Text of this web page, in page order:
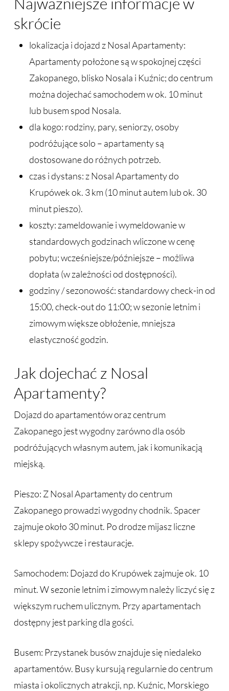
skrócie
lokalizacja i dojazd z Nosal Apartamenty:
Apartamenty położone są w spokojnej części
Zakopanego, blisko Nosala i Kuźnic; do centrum
można dojechać samochodem w ok. 10 minut
lub busem spod Nosala.
dla kogo: rodziny, pary, seniorzy, osoby
podróżujące solo – apartamenty są
dostosowane do różnych potrzeb.
czas i dystans: z Nosal Apartamenty do
Krupówek ok. 3 km (10 minut autem lub ok. 30
minut pieszo).
koszty: zameldowanie i wymeldowanie w
standardowych godzinach wliczone w cenę
pobytu; wcześniejsze/późniejsze – możliwa
dopłata (w zależności od dostępności).
godziny / sezonowość: standardowy check-in od
15:00, check-out do 11:00; w sezonie letnim i
zimowym większe obłożenie, mniejsza
elastyczność godzin.
Jak dojechać z Nosal
Apartamenty?
Dojazd do apartamentów oraz centrum
Zakopanego jest wygodny zarówno dla osób
podróżujących własnym autem, jak i komunikacją
miejską.
Pieszo: Z Nosal Apartamenty do centrum
Zakopanego prowadzi wygodny chodnik. Spacer
zajmuje około 30 minut. Po drodze mijasz liczne
sklepy spożywcze i restauracje.
Samochodem: Dojazd do Krupówek zajmuje ok. 10
minut. W sezonie letnim i zimowym należy liczyć się z
większym ruchem ulicznym. Przy apartamentach
dostępny jest parking dla gości.
Busem: Przystanek busów znajduje się niedaleko
apartamentów. Busy kursują regularnie do centrum
miasta i okolicznych atrakcji, np. Kuźnic, Morskiego